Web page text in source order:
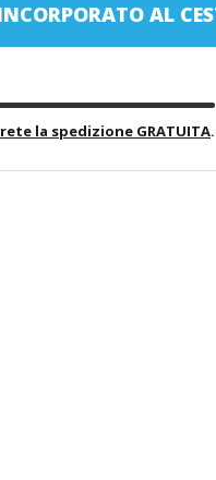
AL
la spedizione GRATUITA.